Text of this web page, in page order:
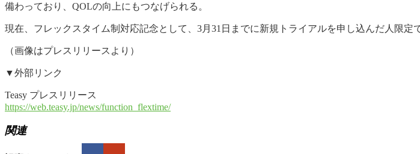
備わっており、QOLの向上にもつなげられる。
現在、フレックスタイム制対応記念として、3月31日までに新規トライアルを申し込んだ人限定
（画像はプレスリリースより）
▼外部リンク
Teasy プレスリリース
https://web.teasy.jp/news/function_flextime/
関連